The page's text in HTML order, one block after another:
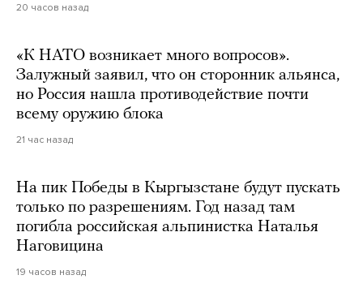
20 часов назад
«К НАТО возникает много вопросов».
Залужный заявил, что он сторонник альянса,
но Россия нашла противодействие почти
всему оружию блока
21 час назад
На пик Победы в Кыргызстане будут пускать
только по разрешениям. Год назад там
погибла российская альпинистка Наталья
Наговицина
19 часов назад